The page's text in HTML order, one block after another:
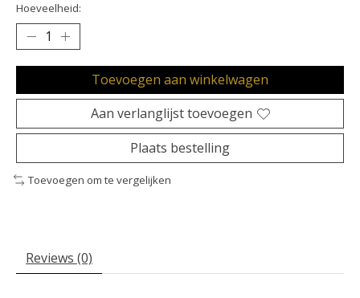
Hoeveelheid:
Toevoegen aan winkelwagen
Aan verlanglijst toevoegen
Plaats bestelling
Toevoegen om te vergelijken
Reviews (0)